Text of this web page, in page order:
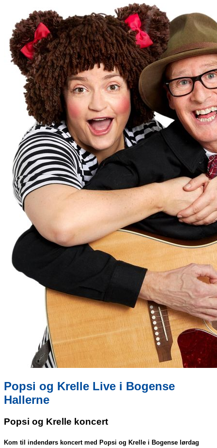
Popsi og Krelle Live i Bogense
Hallerne
Popsi og Krelle koncert
Kom til indendørs koncert med Popsi og Krelle i Bogense lørdag